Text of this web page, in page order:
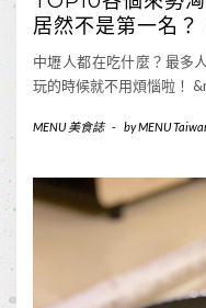
居然不是第一名？
中壢人都在吃什麼？最多
玩的時候就不用煩惱啦！
MENU 美食誌 - byMENU